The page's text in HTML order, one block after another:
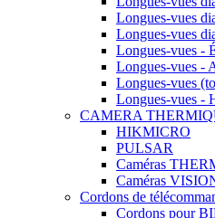
Longues-vues
Longues-vues
Longues-vues -
Longues-vues -
Longues-vues
Longues-vues -
CAMERA
HIKMICRO
PULSAR
Caméras
Caméras
Cordons de
Cordons pour